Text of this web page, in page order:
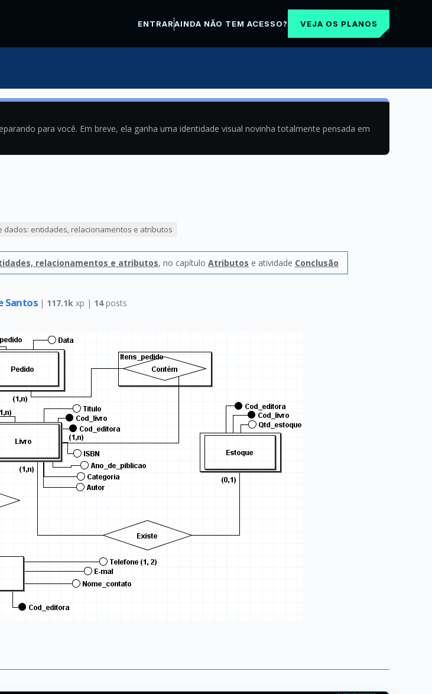
ENTRARAINDA NÃO TEM ACESSO? VEJA OS PLANOS
para você. Em breve, ela ganha uma identidade visual novinha totalmente pensada em
dados: entidades, relacionamentos e atributos
relacionamentos e atributos, no capítulo Atributos e atividade Conclusão
Santos | 117.1k xp | 14posts